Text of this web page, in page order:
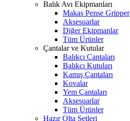
Balık Avı Ekipmanları
Makas Pense Gripper
Aksesuarlar
Diğer Ekipmanlar
Tüm Ürünler
Çantalar ve Kutular
Balıkçı Çantaları
Balıkçı Kutuları
Kamış Çantaları
Kovalar
Yem Çantaları
Aksesuarlar
Tüm Ürünler
Hazır Olta Setleri